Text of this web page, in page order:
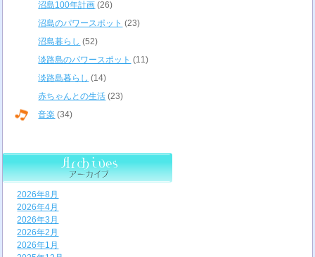
沼島100年計画 (26)
沼島のパワースポット (23)
沼島暮らし (52)
淡路島のパワースポット (11)
淡路島暮らし (14)
赤ちゃんとの生活 (23)
音楽 (34)
2026年8月
2026年4月
2026年3月
2026年2月
2026年1月